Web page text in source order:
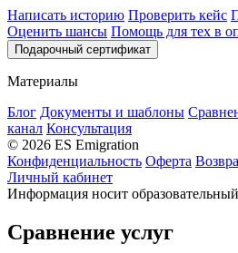
Написать историю Проверить кейс
Оценить шансы Помощь для тех в
Подарочный сертификат
Материалы
Блог Документы и шаблоны
канал Консультация
© 2026 ES Emigration
Конфиденциальность Оферта
Личный кабинет
Информация носит
Сравнение услуг